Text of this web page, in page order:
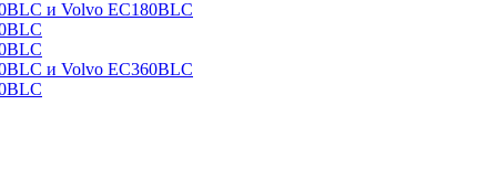
и Volvo EC180BLC
и Volvo EC360BLC